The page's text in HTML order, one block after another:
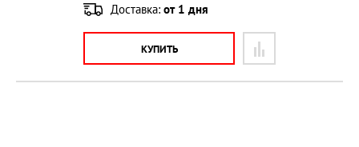
Доставка: от 1 дня
КУПИТЬ